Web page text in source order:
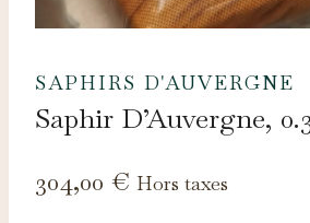
SAPHIRS D'AUVERGNE
Saphir D’Auvergne,
304,00 € Hors taxes